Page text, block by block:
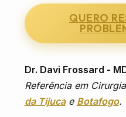
QUERO
Dr. Davi Frossard -
Referência em
da Tijucae Botafogo.